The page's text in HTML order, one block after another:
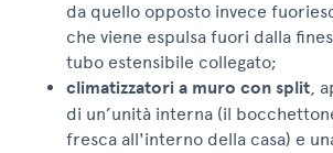
da quello opposto invece
che viene espulsa fuori dalla
tubo estensibile collegato;
climatizzatori a muro con split,
di un’unità interna (il
fresca all'interno della casa) e